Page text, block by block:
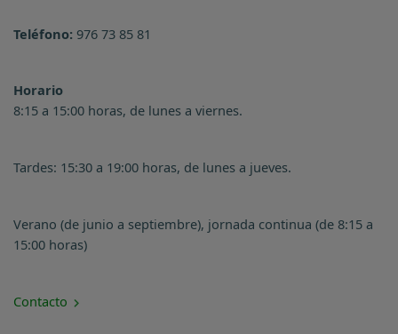
Teléfono: 976 73 85 81
Horario
8:15 a 15:00 horas, de lunes a viernes.
Tardes: 15:30 a 19:00 horas, de lunes a jueves.
Verano (de junio a septiembre), jornada continua (de 8:15 a
15:00 horas)
Contacto